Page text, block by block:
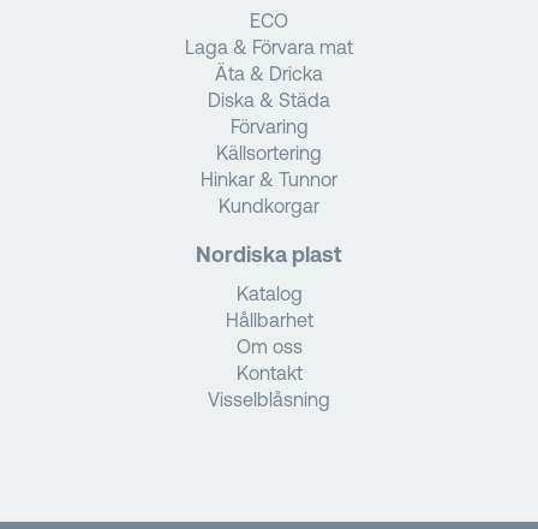
ECO
Laga & Förvara mat
Äta & Dricka
Diska & Städa
Förvaring
Källsortering
Hinkar & Tunnor
Kundkorgar
Nordiska plast
Katalog
Hållbarhet
Om oss
Kontakt
Visselblåsning